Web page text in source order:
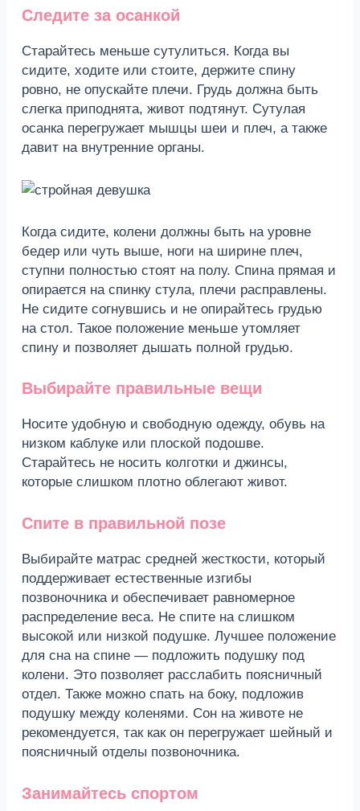
Следите за осанкой
Старайтесь меньше сутулиться. Когда вы
сидите, ходите или стоите, держите спину
ровно, не опускайте плечи. Грудь должна быть
слегка приподнята, живот подтянут. Сутулая
осанка перегружает мышцы шеи и плеч, а также
давит на внутренние органы.
Когда сидите, колени должны быть на уровне
бедер или чуть выше, ноги на ширине плеч,
ступни полностью стоят на полу. Спина прямая и
опирается на спинку стула, плечи расправлены.
Не сидите согнувшись и не опирайтесь грудью
на стол. Такое положение меньше утомляет
спину и позволяет дышать полной грудью.
Выбирайте правильные вещи
Носите удобную и свободную одежду, обувь на
низком каблуке или плоской подошве.
Старайтесь не носить колготки и джинсы,
которые слишком плотно облегают живот.
Спите в правильной позе
Выбирайте матрас средней жесткости, который
поддерживает естественные изгибы
позвоночника и обеспечивает равномерное
распределение веса. Не спите на слишком
высокой или низкой подушке. Лучшее положение
для сна на спине — подложить подушку под
колени. Это позволяет расслабить поясничный
отдел. Также можно спать на боку, подложив
подушку между коленями. Сон на животе не
рекомендуется, так как он перегружает шейный и
поясничный отделы позвоночника.
Занимайтесь спортом